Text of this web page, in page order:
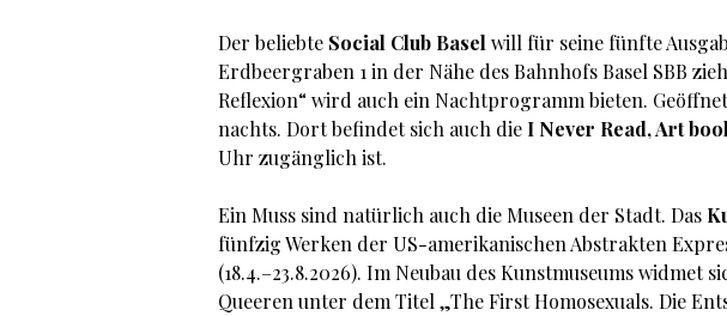
Der beliebte Social Club Basel will für seine fünfte
Erdbeergraben 1 in der Nähe des Bahnhofs Basel SBB
Reflexion“ wird auch ein Nachtprogramm bieten.
nachts. Dort befindet sich auch die I Never Read, Art
Uhr zugänglich ist.
Ein Muss sind natürlich auch die Museen der Stadt. Das
fünfzig Werken der US-amerikanischen Abstrakten
(18.4.–23.8.2026). Im Neubau des Kunstmuseums widmet
Queeren unter dem Titel „The First Homosexuals. Die